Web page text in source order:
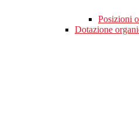
Posizioni
Dotazione